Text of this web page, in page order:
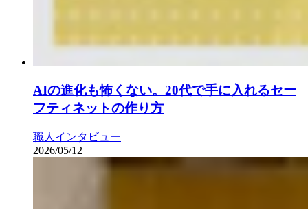
AIの進化も怖くない。20代で手に入れるセー
フティネットの作り方
職人インタビュー
2026/05/12